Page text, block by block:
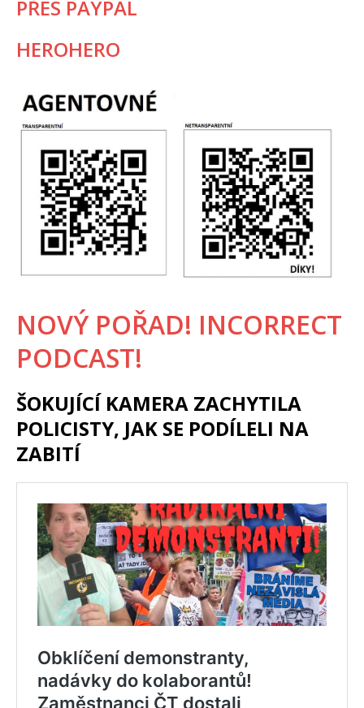
PŘES PAYPAL
HEROHERO
NOVÝ POŘAD! INCORRECT
PODCAST!
ŠOKUJÍCÍ KAMERA ZACHYTILA
POLICISTY, JAK SE PODÍLELI NA
ZABITÍ